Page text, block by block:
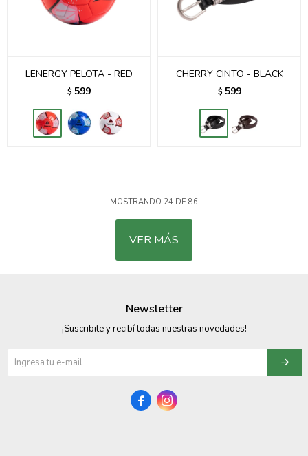
LENERGY PELOTA - RED
$ 599
CHERRY CINTO - BLACK
$ 599
MOSTRANDO 24 DE 86
VER MÁS
Newsletter
¡Suscribite y recibí todas nuestras novedades!
 